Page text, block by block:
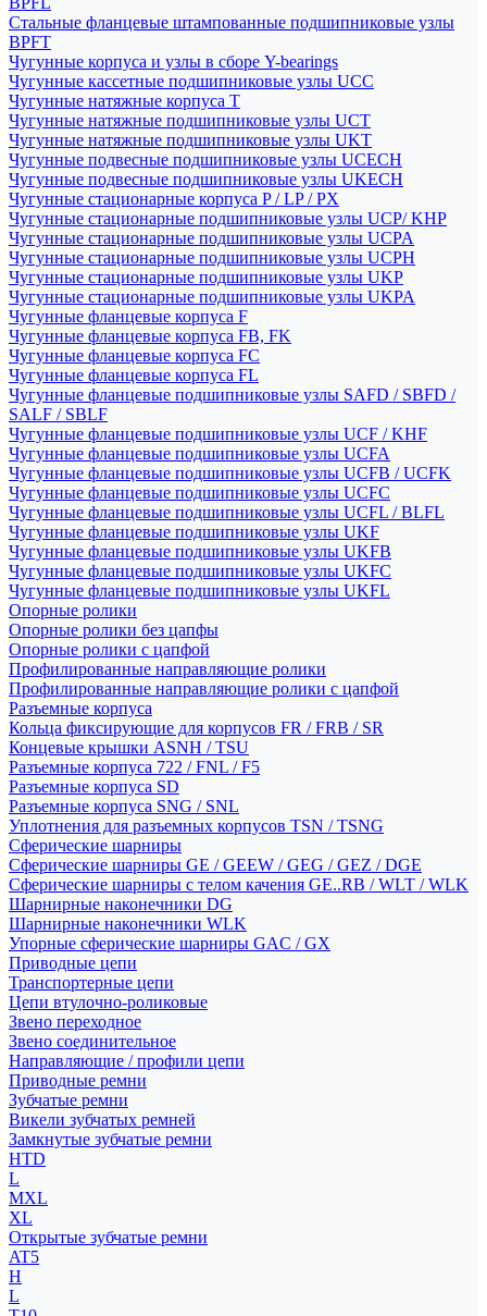
Стальные фланцевые штампованные подшипниковые узлы
BPFT
Чугунные корпуса и узлы в сборе Y-bearings
Чугунные кассетные подшипниковые узлы UCC
Чугунные натяжные корпуса T
Чугунные натяжные подшипниковые узлы UCT
Чугунные натяжные подшипниковые узлы UKT
Чугунные подвесные подшипниковые узлы UCECH
Чугунные подвесные подшипниковые узлы UKECH
Чугунные стационарные корпуса P / LP / PX
Чугунные стационарные подшипниковые узлы UCP/ KHP
Чугунные стационарные подшипниковые узлы UCPA
Чугунные стационарные подшипниковые узлы UCPH
Чугунные стационарные подшипниковые узлы UKP
Чугунные стационарные подшипниковые узлы UKPA
Чугунные фланцевые корпуса F
Чугунные фланцевые корпуса FB, FK
Чугунные фланцевые корпуса FC
Чугунные фланцевые корпуса FL
Чугунные фланцевые подшипниковые узлы SAFD / SBFD /
SALF / SBLF
Чугунные фланцевые подшипниковые узлы UCF / KHF
Чугунные фланцевые подшипниковые узлы UCFA
Чугунные фланцевые подшипниковые узлы UCFB / UCFK
Чугунные фланцевые подшипниковые узлы UCFC
Чугунные фланцевые подшипниковые узлы UCFL / BLFL
Чугунные фланцевые подшипниковые узлы UKF
Чугунные фланцевые подшипниковые узлы UKFB
Чугунные фланцевые подшипниковые узлы UKFC
Чугунные фланцевые подшипниковые узлы UKFL
Опорные ролики
Опорные ролики без цапфы
Опорные ролики с цапфой
Профилированные направляющие ролики
Профилированные направляющие ролики с цапфой
Разъемные корпуса
Кольца фиксирующие для корпусов FR / FRB / SR
Концевые крышки ASNH / TSU
Разъемные корпуса 722 / FNL / F5
Разъемные корпуса SD
Разъемные корпуса SNG / SNL
Уплотнения для разъемных корпусов TSN / TSNG
Сферические шарниры
Сферические шарниры GE / GEEW / GEG / GEZ / DGE
Сферические шарниры с телом качения GE..RB / WLT / WLK
Шарнирные наконечники DG
Шарнирные наконечники WLK
Упорные сферические шарниры GAC / GX
Приводные цепи
Транспортерные цепи
Цепи втулочно-роликовые
Звено переходное
Звено соединительное
Направляющие / профили цепи
Приводные ремни
Зубчатые ремни
Викели зубчатых ремней
Замкнутые зубчатые ремни
HTD
L
MXL
XL
Открытые зубчатые ремни
AT5
H
L